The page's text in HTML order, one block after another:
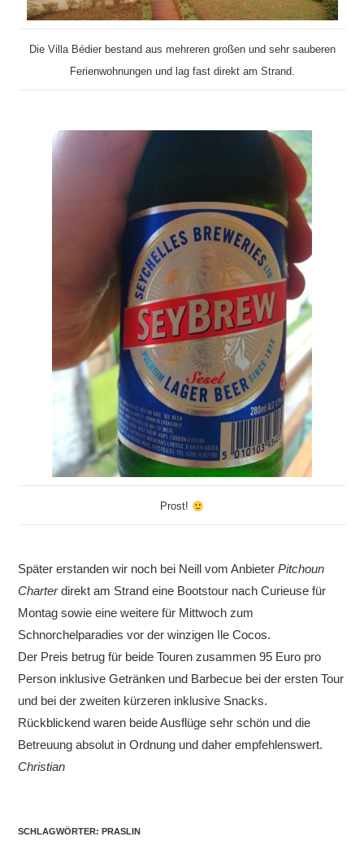
Die Villa Bédier bestand aus mehreren großen und sehr sauberen
Ferienwohnungen und lag fast direkt am Strand.
Prost!
Später erstanden wir noch bei Neill vom AnbieterPitchoun
Charterdirekt am Strand eine Bootstour nach Curieuse für
Montag sowie eine weitere für Mittwoch zum
Schnorchelparadies vor der winzigen Ile Cocos.
Der Preis betrug für beide Touren zusammen 95 Euro pro
Person inklusive Getränken und Barbecue bei der ersten Tour
und bei der zweiten kürzeren inklusive Snacks.
Rückblickend waren beide Ausflüge sehr schön und die
Betreuung absolut in Ordnung und daher empfehlenswert.
Christian
SCHLAGWÖRTER:PRASLIN